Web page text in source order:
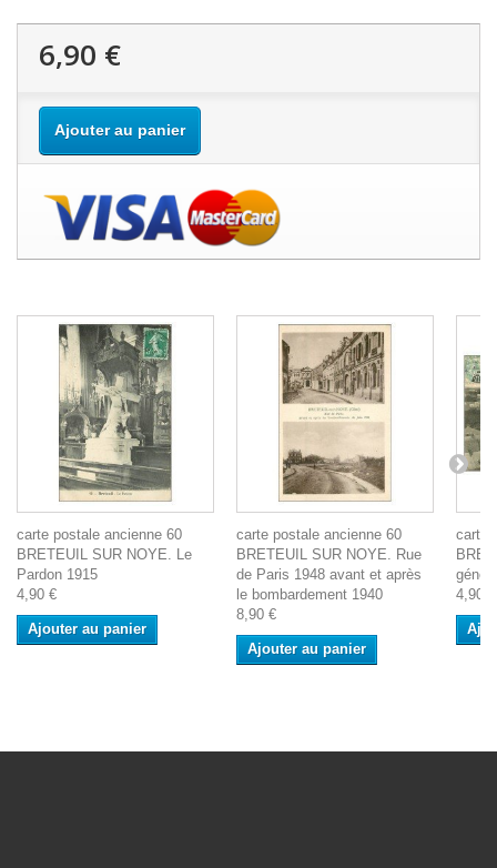
6,90 €
Ajouter au panier
carte postale ancienne 60
BRETEUIL SUR NOYE. Le
Pardon 1915
4,90 €
Ajouter au panier
carte postale ancienne 60
BRETEUIL SUR NOYE. Rue
de Paris 1948 avant et après
le bombardement 1940
8,90 €
Ajouter au panier
carte
4,90 €